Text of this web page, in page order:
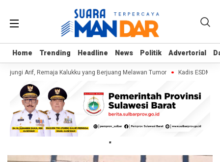
Home Trending Headline News Politik Advertorial
Home Trending Headline News Politik Advertorial
Arif, Remaja Kalukku yang Berjuang Melawan Tumor Kadis ESDM
"